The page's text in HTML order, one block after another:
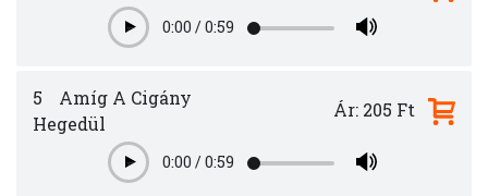
Play0:00 /0:59
5
Amíg A Cigány
Hegedül
Play0:00 /0:59
Ár: 205 Ft